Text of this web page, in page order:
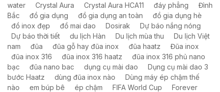
water
Crystal Aura Crystal Aura HCA11 đáy phẳng
Đình
Bắc
đồ gia dụng đồ gia dụng an toàn
đồ gia dụng hè
đồ inox đẹp
đồ mai dao Dosirak
Dự báo nắng nóng
Dự báo thời tiết
du lịch Hàn Du lịch mùa thu
Du lịch Việt
nam
đũa đũa gỗ hay đũa inox đũa haatz
Đũa inox
đũa inox 316
đũa inox 316 haatz
đũa inox 316 phủ nano
bạc
đũa nano bac dụng cụ mài dao
Dụng cụ mài dao 3
bước Haatz
dùng đũa inox nào
Dùng máy ép chậm thế
nào
em búp bê ép chậm FIFA World Cup
Forever